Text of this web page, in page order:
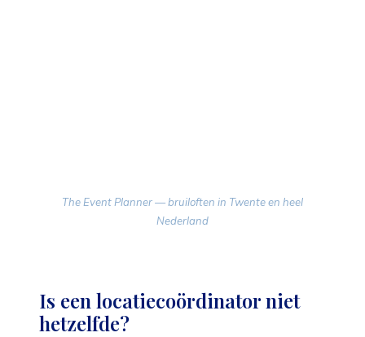
The Event Planner — bruiloften in Twente en heel
Nederland
Is een locatiecoördinator niet
hetzelfde?